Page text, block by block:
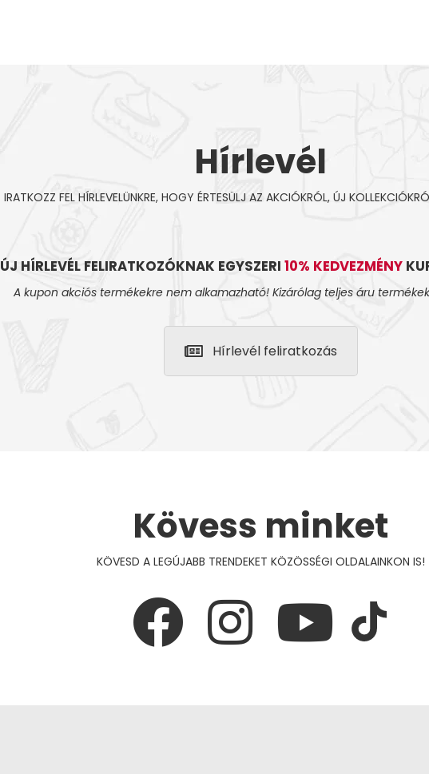
Hírlevél
IRATKOZZ FEL HÍRLEVELÜNKRE, HOGY ÉRTESÜLJ AZ AKCIÓKRÓL, ÚJ
ÚJ HÍRLEVÉL FELIRATKOZÓKNAK EGYSZERI 10% KEDVEZMÉNY
A kupon akciós termékekre nem alkamazható! Kizárólag teljes áru
Hírlevél feliratkozás
Kövess minket
KÖVESD A LEGÚJABB TRENDEKET KÖZÖSSÉGI OLDALAINKON IS!